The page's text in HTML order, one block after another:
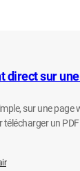
direct sur
sur une page
un